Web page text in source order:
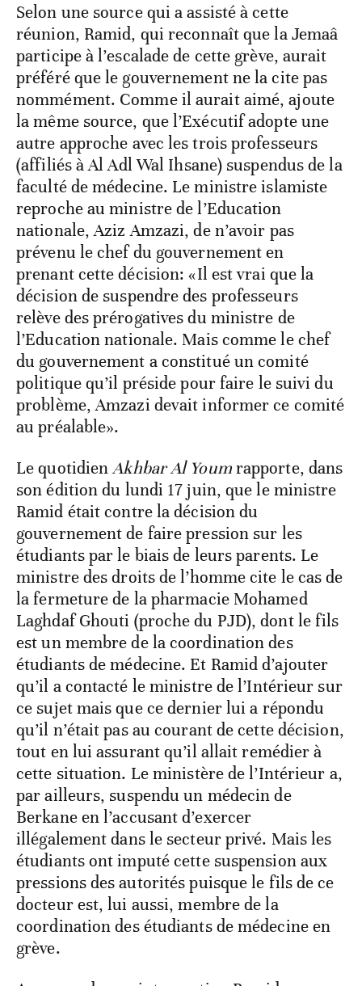
Selon une source qui a assisté à cette
réunion, Ramid, qui reconnaît que la Jemaâ
participe à l’escalade de cette grève, aurait
préféré que le gouvernement ne la cite pas
nommément. Comme il aurait aimé, ajoute
la même source, que l’Exécutif adopte une
autre approche avec les trois professeurs
(affiliés à Al Adl Wal Ihsane) suspendus de la
faculté de médecine. Le ministre islamiste
reproche au ministre de l’Education
nationale, Aziz Amzazi, de n’avoir pas
prévenu le chef du gouvernement en
prenant cette décision: «Il est vrai que la
décision de suspendre des professeurs
relève des prérogatives du ministre de
l’Education nationale. Mais comme le chef
du gouvernement a constitué un comité
politique qu’il préside pour faire le suivi du
problème, Amzazi devait informer ce comité
au préalable».
Le quotidienAkhbar Al Youmrapporte, dans
son édition du lundi 17 juin, que le ministre
Ramid était contre la décision du
gouvernement de faire pression sur les
étudiants par le biais de leurs parents. Le
ministre des droits de l’homme cite le cas de
la fermeture de la pharmacie Mohamed
Laghdaf Ghouti (proche du PJD), dont le fils
est un membre de la coordination des
étudiants de médecine. Et Ramid d’ajouter
qu’il a contacté le ministre de l’Intérieur sur
ce sujet mais que ce dernier lui a répondu
qu’il n’était pas au courant de cette décision,
tout en lui assurant qu’il allait remédier à
cette situation. Le ministère de l’Intérieur a,
par ailleurs, suspendu un médecin de
Berkane en l’accusant d’exercer
illégalement dans le secteur privé. Mais les
étudiants ont imputé cette suspension aux
pressions des autorités puisque le fils de ce
docteur est, lui aussi, membre de la
coordination des étudiants de médecine en
grève.